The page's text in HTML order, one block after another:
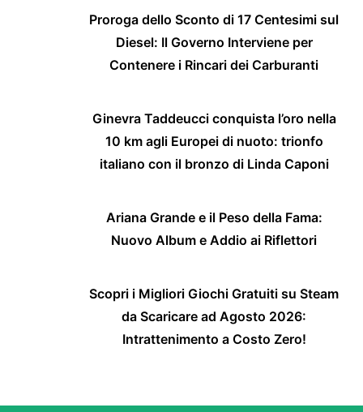
Proroga dello Sconto di 17 Centesimi sul
Diesel: Il Governo Interviene per
Contenere i Rincari dei Carburanti
Ginevra Taddeucci conquista l’oro nella
10 km agli Europei di nuoto: trionfo
italiano con il bronzo di Linda Caponi
Ariana Grande e il Peso della Fama:
Nuovo Album e Addio ai Riflettori
Scopri i Migliori Giochi Gratuiti su Steam
da Scaricare ad Agosto 2026:
Intrattenimento a Costo Zero!